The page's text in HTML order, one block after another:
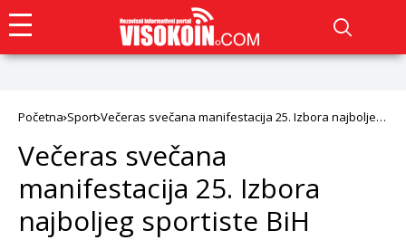
Početna Sport Večeras svečana manifestacija 25. Izbora najboljeg
Večeras svečana
manifestacija 25. Izbora
najboljeg sportiste BiH